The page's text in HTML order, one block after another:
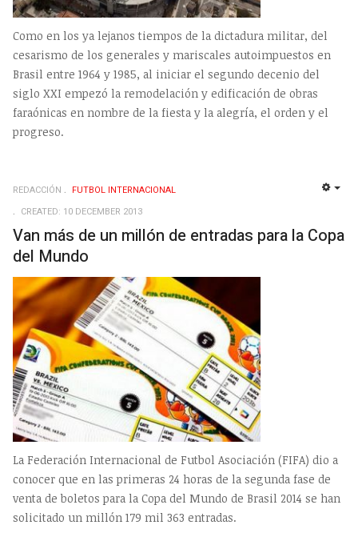
Como en los ya lejanos tiempos de la dictadura militar, del
cesarismo de los generales y mariscales autoimpuestos en
Brasil entre 1964 y 1985, al iniciar el segundo decenio del
siglo XXI empezó la remodelación y edificación de obras
faraónicas en nombre de la fiesta y la alegría, el orden y el
progreso.
REDACCIÓN
FUTBOL INTERNACIONAL
CREATED: 10 DECEMBER 2013
Van más de un millón de entradas para la Copa
del Mundo
La Federación Internacional de Futbol Asociación (FIFA) dio a
conocer que en las primeras 24 horas de la segunda fase de
venta de boletos para la Copa del Mundo de Brasil 2014 se han
solicitado un millón 179 mil 363 entradas.